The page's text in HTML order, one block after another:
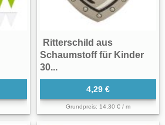
Ritterschild aus
Schaumstoff für Kinder
30...
4,29 €
Grundpreis: 14,30 € / m